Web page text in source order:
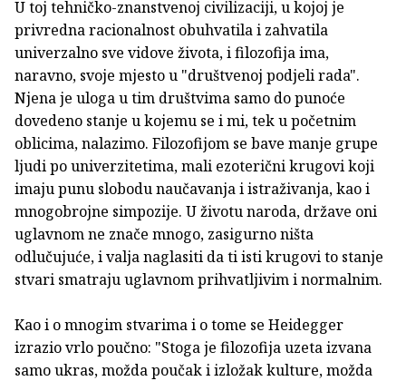
U toj tehničko-znanstvenoj civilizaciji, u kojoj je
privredna racionalnost obuhvatila i zahvatila
univerzalno sve vidove života, i filozofija ima,
naravno, svoje mjesto u "društvenoj podjeli rada".
Njena je uloga u tim društvima samo do punoće
dovedeno stanje u kojemu se i mi, tek u početnim
oblicima, nalazimo. Filozofijom se bave manje grupe
ljudi po univerzitetima, mali ezoterični krugovi koji
imaju punu slobodu naučavanja i istraživanja, kao i
mnogobrojne simpozije. U životu naroda, države oni
uglavnom ne znače mnogo, zasigurno ništa
odlučujuće, i valja naglasiti da ti isti krugovi to stanje
stvari smatraju uglavnom prihvatljivim i normalnim.
Kao i o mnogim stvarima i o tome se Heidegger
izrazio vrlo poučno: "Stoga je filozofija uzeta izvana
samo ukras, možda poučak i izložak kulture, možda